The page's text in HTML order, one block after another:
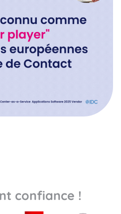
confiance !